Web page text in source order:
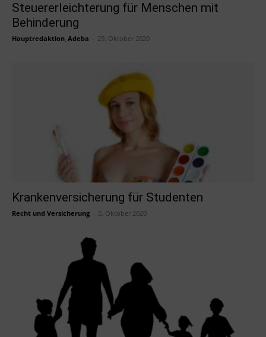
Steuererleichterung für Menschen mit
Behinderung
Hauptredaktion_Adeba 29. Oktober 2020
Krankenversicherung für Studenten
Recht und Versicherung 5. Oktober 2020